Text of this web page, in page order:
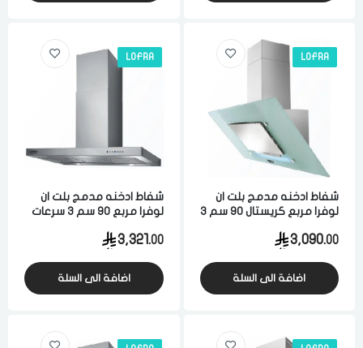
LOFRA
شفاط ادخنه مدمج بلت ان
لوفرا مربع كريستال 90 سم 3
3,090.00
اضافة الى السلة
LOFRA
شفاط ادخنه مدمج بلت ان
لوفرا مربع 90 سم 3 سرعات
3,321.00
اضافة الى السلة
اختر المدينة